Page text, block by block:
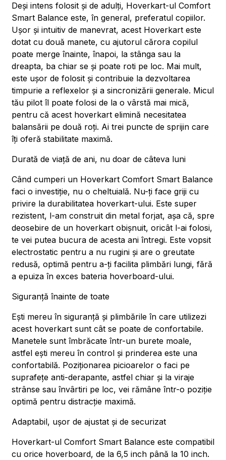
Deși intens folosit și de adulți, Hoverkart-ul Comfort
Smart Balance este, în general, preferatul copiilor.
Ușor și intuitiv de manevrat, acest Hoverkart este
dotat cu două manete, cu ajutorul cărora copilul
poate merge înainte, înapoi, la stânga sau la
dreapta, ba chiar se și poate roti pe loc. Mai mult,
este ușor de folosit și contribuie la dezvoltarea
timpurie a reflexelor și a sincronizării generale. Micul
tău pilot îl poate folosi de la o vârstă mai mică,
pentru că acest hoverkart elimină necesitatea
balansării pe două roți. Ai trei puncte de sprijin care
îți oferă stabilitate maximă.
Durată de viață de ani, nu doar de câteva luni
Când cumperi un Hoverkart Comfort Smart Balance
faci o investiție, nu o cheltuială. Nu-ți face griji cu
privire la durabilitatea hoverkart-ului. Este super
rezistent, l-am construit din metal forjat, așa că, spre
deosebire de un hoverkart obișnuit, oricât l-ai folosi,
te vei putea bucura de acesta ani întregi. Este vopsit
electrostatic pentru a nu rugini și are o greutate
redusă, optimă pentru a-ți facilita plimbări lungi, fără
a epuiza în exces bateria hoverboard-ului.
Siguranță înainte de toate
Ești mereu în siguranță și plimbările în care utilizezi
acest hoverkart sunt cât se poate de confortabile.
Manetele sunt îmbrăcate într-un burete moale,
astfel ești mereu în control și prinderea este una
confortabilă. Poziționarea picioarelor o faci pe
suprafețe anti-derapante, astfel chiar și la viraje
strânse sau învârtiri pe loc, vei rămâne într-o poziție
optimă pentru distracție maximă.
Adaptabil, ușor de ajustat și de securizat
Hoverkart-ul Comfort Smart Balance este compatibil
cu orice hoverboard, de la 6,5 inch până la 10 inch.